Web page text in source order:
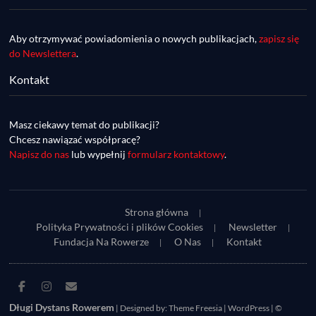
- zaprasza Mateusz Szafraniec. Dwie
samochwałki
DDR #73 [info] - UltraCup: nie będzie imprezy
zaczniemy Etapówką na Kaszubach!
Aby otrzymywać powiadomienia o nowych publikacjach,zapisz się
do Newslettera.
Kontakt
Masz ciekawy temat do publikacji?
Chcesz nawiązać współpracę?
Napisz do nas lub wypełnijformularz kontaktowy.
Strona główna
Polityka Prywatności i plików Cookies
Newsletter
Fundacja Na Rowerze
O Nas Kontakt
Facebook
Instagram
E-
mail
Długi Dystans Rowerem | Designed by:Theme Freesia |WordPress | ©